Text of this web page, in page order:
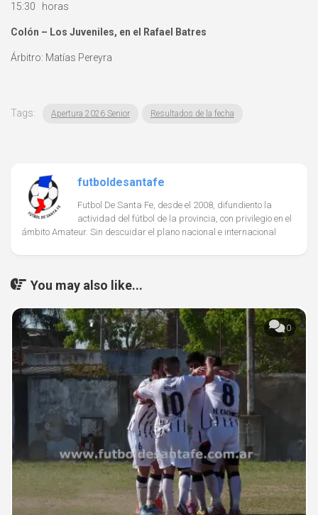
15:30 horas
Colón – Los Juveniles, en el Rafael Batres
Árbitro: Matías Pereyra
Tags: Apertura 2026 Senior Resultados de la fecha
futboldesantafe
Futbol De Santa Fe, desde el 2008, difundiento la
actividad del fútbol de la provincia, con privilegio en el
ámbito Amateur. Sin descuidar el plano nacional e internacional
You may also like...
0